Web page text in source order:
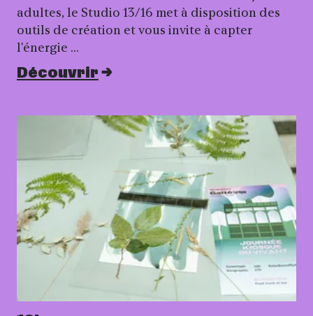
adultes, le Studio 13/16 met à disposition des
outils de création et vous invite à capter
l'énergie …
Découvrir